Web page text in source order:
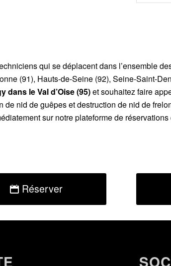
qui se déplacent dans l’ensemble
(91), Hauts-de-Seine (92), Seine-Saint-
dans le Val d’Oise (95)et souhaitez faire
nid de guêpes et destruction de nid de
sur notre plateforme de
Réserver